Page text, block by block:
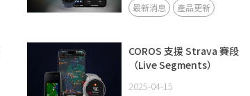
最新消息 產品更新
COROS 支援 Strava 賽段
（Live Segments）
2025-04-15